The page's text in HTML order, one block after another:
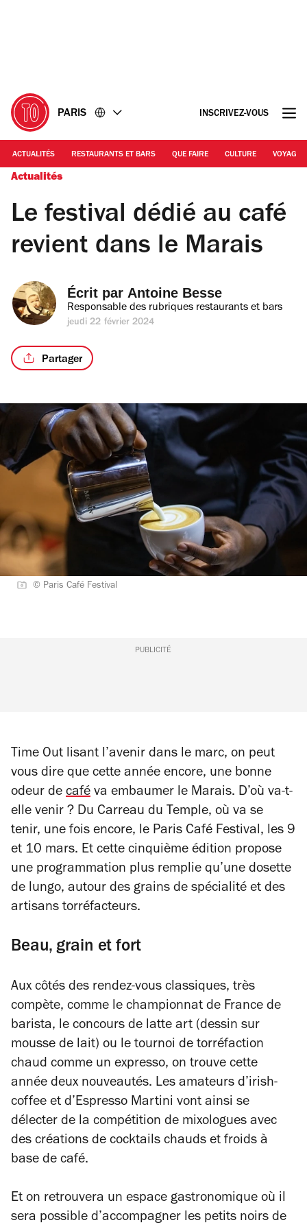
PARIS INSCRIVEZ-VOUS
ACTUALITÉS RESTAURANTS ET BARS QUE FAIRE CULTURE VOYAGE
Actualités
Le festival dédié au café
revient dans le Marais
Écrit par Antoine Besse
Responsable des rubriques restaurants et bars
jeudi 22 février 2024
Partager
© Paris Café Festival
PUBLICITÉ
Time Out lisant l’avenir dans le marc, on peut
vous dire que cette année encore, une bonne
odeur de café va embaumer le Marais. D’où va-t-
elle venir ? Du Carreau du Temple, où va se
tenir, une fois encore, le Paris Café Festival, les 9
et 10 mars. Et cette cinquième édition propose
une programmation plus remplie qu’une dosette
de lungo, autour des grains de spécialité et des
artisans torréfacteurs.
Beau, grain et fort
Aux côtés des rendez-vous classiques, très
compète, comme le championnat de France de
barista, le concours de latte art (dessin sur
mousse de lait) ou le tournoi de torréfaction
chaud comme un expresso, on trouve cette
année deux nouveautés. Les amateurs d’irish-
coffee et d’Espresso Martini vont ainsi se
délecter de la compétition de mixologues avec
des créations de cocktails chauds et froids à
base de café.
Et on retrouvera un espace gastronomique où il
sera possible d’accompagner les petits noirs de